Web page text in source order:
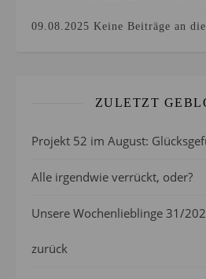
09.08.2025 Keine Beiträge an
ZULETZT
Projekt 52 im August:
Alle irgendwie verrückt, oder?
Unsere Wochenlieblinge 31/
zurück